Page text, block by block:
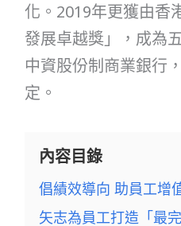
化。2019年更獲由香
發展卓越獎」，成為
中資股份制商業銀行
定。
內容目錄
倡績效導向 助員工增
矢志為員工打造「最完